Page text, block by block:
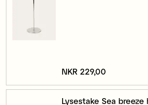
Pris :NKR 229,00
NKR 229,00
Lysestake Sea breeze